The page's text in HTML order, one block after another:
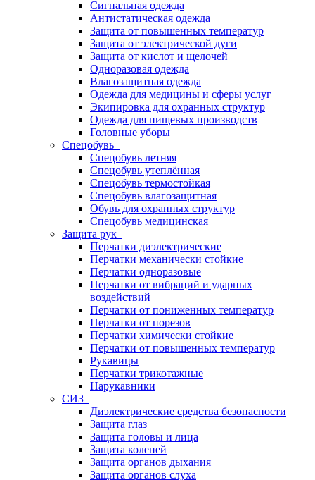
Сигнальная одежда
Антистатическая одежда
Защита от повышенных температур
Защита от электрической дуги
Защита от кислот и щелочей
Одноразовая одежда
Влагозащитная одежда
Одежда для медицины и сферы услуг
Экипировка для охранных структур
Одежда для пищевых производств
Головные уборы
Спецобувь
Спецобувь летняя
Спецобувь утеплённая
Спецобувь термостойкая
Спецобувь влагозащитная
Обувь для охранных структур
Спецобувь медицинская
Защита рук
Перчатки диэлектрические
Перчатки механически стойкие
Перчатки одноразовые
Перчатки от вибраций и ударных
воздействий
Перчатки от пониженных температур
Перчатки от порезов
Перчатки химически стойкие
Перчатки от повышенных температур
Рукавицы
Перчатки трикотажные
Нарукавники
СИЗ
Диэлектрические средства безопасности
Защита глаз
Защита головы и лица
Защита коленей
Защита органов дыхания
Защита органов слуха